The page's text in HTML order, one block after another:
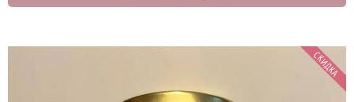
СКИДКА